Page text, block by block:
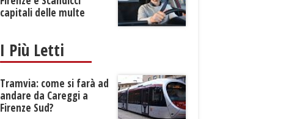
capitali delle multe
I Più Letti
Tramvia: come si farà ad
andare da Careggi a
Firenze Sud?